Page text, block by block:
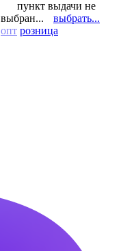
пункт выдачи не
выбран...
выбрать...
опт розница